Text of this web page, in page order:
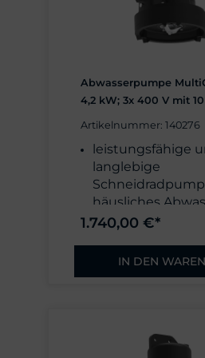
Gehäuse,
Motorschutz
Gewicht: 41 kg
Anschlussleitung
Abwasserpumpe
4,2 kW; 3x 400 V mit
Artikelnummer: 140276
leistungsfähige
langlebige
häusliches
Außenliegendes,
7 mm freiem
Schutzart IP68,
1.740,00 €*
IN DEN